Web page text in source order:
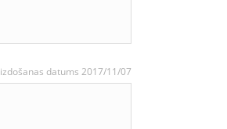
izdošanas datums 2017/11/07